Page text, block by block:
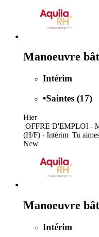
Manoeuvre
Intérim
•Saintes (17)
Hier
OFFRE D'EMPLOI -
(H/F) - Intérim ️ Tu
New
Manoeuvre
Intérim